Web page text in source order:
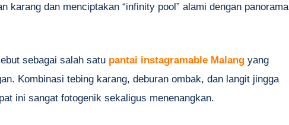
karang dan menciptakan “infinity pool” alami dengan panorama
sebagai salah satu pantai instagramable Malang yang
Kombinasi tebing karang, deburan ombak, dan langit jingga
ini sangat fotogenik sekaligus menenangkan.